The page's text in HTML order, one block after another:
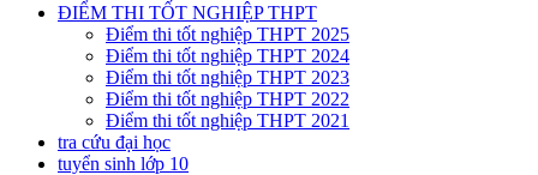
ĐIỂM THI TỐT NGHIỆP THPT
Điểm thi tốt nghiệp THPT 2025
Điểm thi tốt nghiệp THPT 2024
Điểm thi tốt nghiệp THPT 2023
Điểm thi tốt nghiệp THPT 2022
Điểm thi tốt nghiệp THPT 2021
tra cứu đại học
tuyển sinh lớp 10